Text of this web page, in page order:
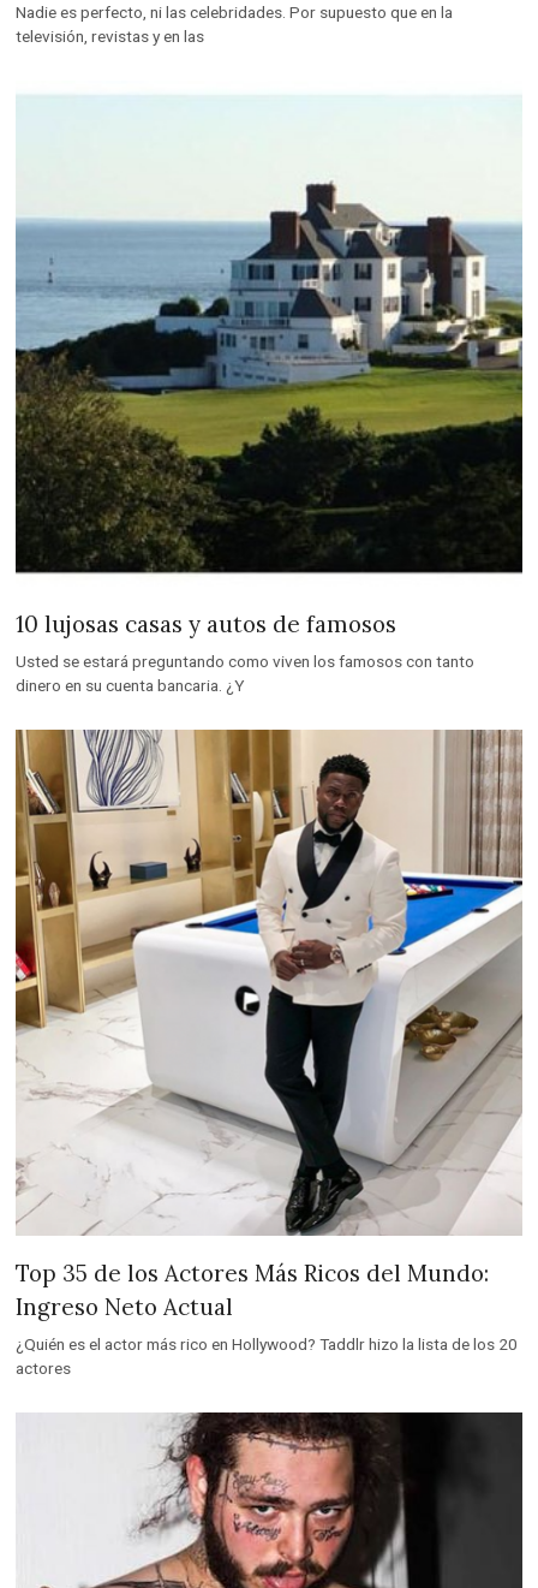
Nadie es perfecto, ni las celebridades. Por supuesto que en la
televisión, revistas y en las
10 lujosas casas y autos de famosos
Usted se estará preguntando como viven los famosos con tanto
dinero en su cuenta bancaria. ¿Y
Top 35 de los Actores Más Ricos del Mundo:
Ingreso Neto Actual
¿Quién es el actor más rico en Hollywood? Taddlr hizo la lista de los 20
actores